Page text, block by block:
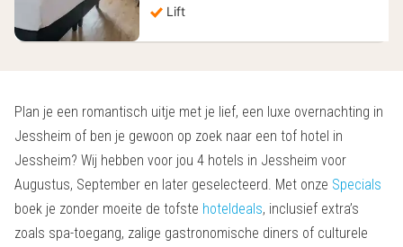
Lift
Plan je een romantisch uitje met je lief, een luxe overnachting in
Jessheim of ben je gewoon op zoek naar een tof hotel in
Jessheim? Wij hebben voor jou 4 hotels in Jessheim voor
Augustus, September en later geselecteerd. Met onze Specials
boek je zonder moeite de tofste hoteldeals, inclusief extra’s
zoals spa-toegang, zalige gastronomische diners of culturele